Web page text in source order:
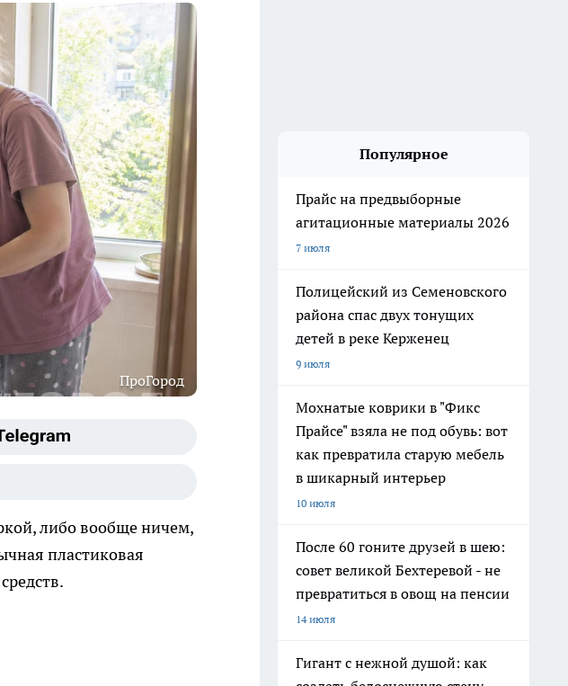
ПроГород
либо вообще ничем,
пластиковая
Популярное
Прайс на предвыборные
агитационные материалы 2026
7 июля
Полицейский из Семеновского
района спас двух тонущих
детей в реке Керженец
9 июля
Мохнатые коврики в "Фикс
Прайсе" взяла не под обувь: вот
как превратила старую мебель
в шикарный интерьер
10 июля
После 60 гоните друзей в шею:
совет великой Бехтеревой - не
превратиться в овощ на пенсии
14 июля
Гигант с нежной душой: как